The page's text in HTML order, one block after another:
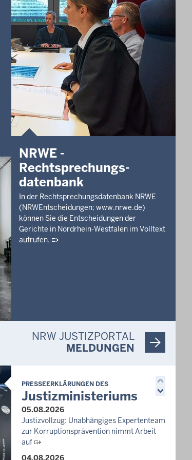
NRWE -
Rechtsprechungs­
datenbank
In der Rechtsprechungsdatenbank NRWE
(NRWEntscheidungen; www.nrwe.de)
können Sie die Entscheidungen der
Gerichte in Nordrhein-Westfalen im Volltext
aufrufen.
NRW JUSTIZPORTAL
MELDUNGEN
PRESSEERKLÄRUNGEN DES
Justizministeriums
05.08.2026
Justizvollzug: Unabhängiges Expertenteam
zur Korruptionsprävention nimmt Arbeit
auf
04.08.2026